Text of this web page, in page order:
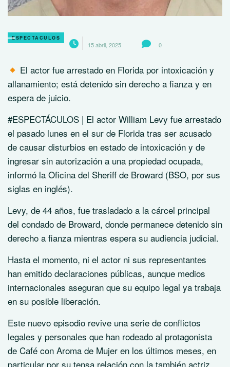
ESPECTACULOS
15 abril, 2025 0
El actor fue arrestado en Florida por intoxicación y
allanamiento; está detenido sin derecho a fianza y en
espera de juicio.
#ESPECTÁCULOS | El actor William Levy fue arrestado
el pasado lunes en el sur de Florida tras ser acusado
de causar disturbios en estado de intoxicación y de
ingresar sin autorización a una propiedad ocupada,
informó la Oficina del Sheriff de Broward (BSO, por sus
siglas en inglés).
Levy, de 44 años, fue trasladado a la cárcel principal
del condado de Broward, donde permanece detenido sin
derecho a fianza mientras espera su audiencia judicial.
Hasta el momento, ni el actor ni sus representantes
han emitido declaraciones públicas, aunque medios
internacionales aseguran que su equipo legal ya trabaja
en su posible liberación.
Este nuevo episodio revive una serie de conflictos
legales y personales que han rodeado al protagonista
de Café con Aroma de Mujer en los últimos meses, en
particular por su tensa relación con la también actriz